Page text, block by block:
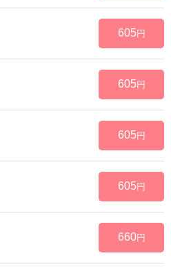
605 円
605 円
605 円
605 円
660円